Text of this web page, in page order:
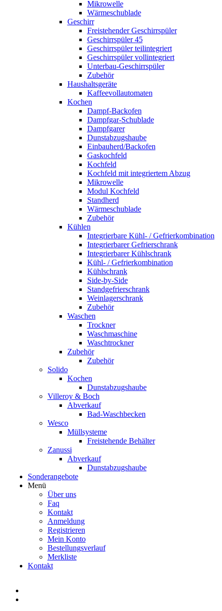
Mikrowelle
Wärmeschublade
Geschirr
Freistehender Geschirrspüler
Geschirrspüler 45
Geschirrspüler teilintegriert
Geschirrspüler vollintegriert
Unterbau-Geschirrspüler
Zubehör
Haushaltsgeräte
Kaffeevollautomaten
Kochen
Dampf-Backofen
Dampfgar-Schublade
Dampfgarer
Dunstabzugshaube
Einbauherd/Backofen
Gaskochfeld
Kochfeld
Kochfeld mit integriertem Abzug
Mikrowelle
Modul Kochfeld
Standherd
Wärmeschublade
Zubehör
Kühlen
Integrierbare Kühl- / Gefrierkombination
Integrierbarer Gefrierschrank
Integrierbarer Kühlschrank
Kühl- / Gefrierkombination
Kühlschrank
Side-by-Side
Standgefrierschrank
Weinlagerschrank
Zubehör
Waschen
Trockner
Waschmaschine
Waschtrockner
Zubehör
Zubehör
Solido
Kochen
Dunstabzugshaube
Villeroy & Boch
Abverkauf
Bad-Waschbecken
Wesco
Müllsysteme
Freistehende Behälter
Zanussi
Abverkauf
Dunstabzugshaube
Sonderangebote
Menü
Über uns
Faq
Kontakt
Anmeldung
Registrieren
Mein Konto
Bestellungsverlauf
Merkliste
Kontakt